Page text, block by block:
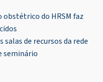
obstétrico do HRSM faz
de recursos da rede
seminário